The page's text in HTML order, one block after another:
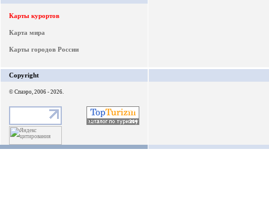
Карты курортов
Карта мира
Карты городов России
Copyright
© Спаэро, 2006 - 2026.